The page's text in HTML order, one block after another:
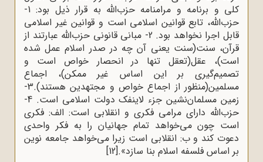
کلی و برنامه و مرامنامه حزب‌الله به قرار ذیل بود: 1-
حزب‌الله، تابع قوانین اسلامی است و قوانین غیر اسلامی
قابل اجرا نخواهد بود. 2- مبانی قانونی حزب‌الله عبارتند از
قرآن، سنت(سنت یعنی آن چه در صدر اسلام عمل شده
است)، عقل(تعقل تنها در انحصار خواص است و
تصمیم‌گیری بر این اساس غیر ممکن)، اجماع
مسلمین(منظور از اجماع خواص و مجتهدین هستند).3-
زمین مسلمان‌نشین جزء لاینفک دولت اسلامی است. 4-
حزب‌الله دارای مرامی فکری و انقلابی است: الف: فکری
است چون می‌خواهد تمام جهانیان را به فکر واحدی
دعوت کند و ب: انقلابی است زیرا می‌خواهد جامعه نوین
بر اساس فلسفه اسلام بنا سازد».[12]